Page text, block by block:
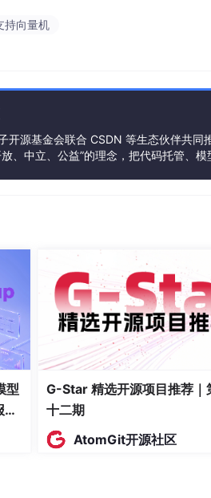
控制模型研究
率-电压（P-V）特性曲线呈现多峰
树荫、电线阴影）也可使发电量
偏置成为耗能负载，局部温升可
鸟群觅食行为实现全局搜索，其核
持向量机
开源基金会联合 CSDN 等生态伙伴共同
、中立、公益”的理念，把代码托管、
型
G-Star 精选开源项目推荐｜
十二期
AtomGit开源社区